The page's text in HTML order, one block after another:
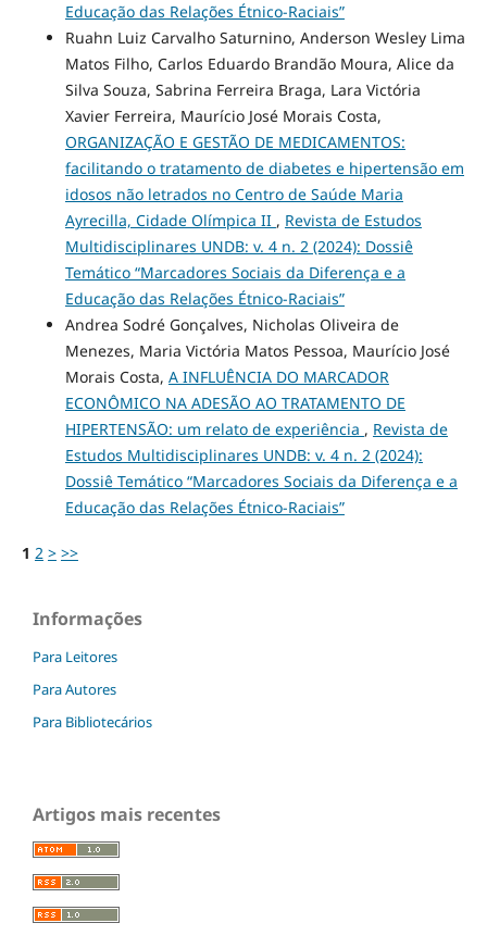
Educação das Relações Étnico-Raciais”
Ruahn Luiz Carvalho Saturnino, Anderson Wesley Lima
Matos Filho, Carlos Eduardo Brandão Moura, Alice da
Silva Souza, Sabrina Ferreira Braga, Lara Victória
Xavier Ferreira, Maurício José Morais Costa,
ORGANIZAÇÃO E GESTÃO DE MEDICAMENTOS:
facilitando o tratamento de diabetes e hipertensão em
idosos não letrados no Centro de Saúde Maria
Ayrecilla, Cidade Olímpica II , Revista de Estudos
Multidisciplinares UNDB: v. 4 n. 2 (2024): Dossiê
Temático “Marcadores Sociais da Diferença e a
Educação das Relações Étnico-Raciais”
Andrea Sodré Gonçalves, Nicholas Oliveira de
Menezes, Maria Victória Matos Pessoa, Maurício José
Morais Costa, A INFLUÊNCIA DO MARCADOR
ECONÔMICO NA ADESÃO AO TRATAMENTO DE
HIPERTENSÃO: um relato de experiência , Revista de
Estudos Multidisciplinares UNDB: v. 4 n. 2 (2024):
Dossiê Temático “Marcadores Sociais da Diferença e a
Educação das Relações Étnico-Raciais”
1 2 > >>
Informações
Para Leitores
Para Autores
Para Bibliotecários
Artigos mais recentes